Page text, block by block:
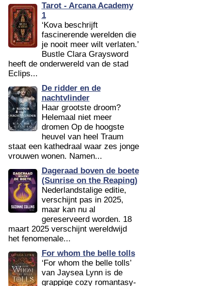
Tarot - Arcana Academy
1
‘Kova beschrijft
fascinerende werelden die
je nooit meer wilt verlaten.’
Bustle Clara Graysword
heeft de onderwereld van de stad
Eclips...
De ridder en de
nachtvlinder
Haar grootste droom?
Helemaal niet meer
dromen Op de hoogste
heuvel van heel Traum
staat een kathedraal waar zes jonge
vrouwen wonen. Namen...
Dageraad boven de boete
(Sunrise on the Reaping)
Nederlandstalige editie,
verschijnt pas in 2025,
maar kan nu al
gereserveerd worden. 18
maart 2025 verschijnt wereldwijd
het fenomenale...
For whom the belle tolls
‘For whom the belle tolls’
van Jaysea Lynn is de
grappige cozy romantasy-